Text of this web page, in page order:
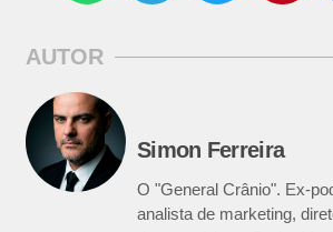
AUTOR
Simon Ferreira
O "General Crânio". Ex-
analista de marketing,